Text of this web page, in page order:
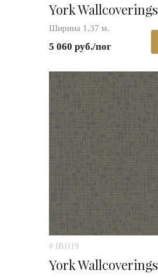
York Wallcoverings
Ширина 1,37 м.
5 060 руб./пог
# IB1119
York Wallcoverings